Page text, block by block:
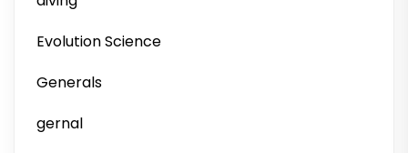
Evolution Science
Generals
gernal